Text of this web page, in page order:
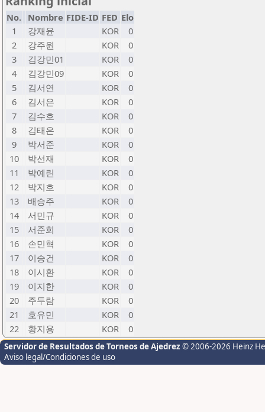
No. Nombre FIDE-ID FED Elo
1
강재윤 KOR
0
2
강주원 KOR
0
3
김강민01 KOR
0
4
김강민09 KOR
0
5
김서연 KOR
0
6
김서은 KOR
0
7
김수호 KOR
0
8
김태은 KOR
0
9
박서준 KOR
0
10
박선재 KOR
0
11
박예린 KOR
0
12
박지호 KOR
0
13
배승주 KOR
0
14
서민규 KOR
0
15
서준희 KOR
0
16
손민혁 KOR
0
17
이승건 KOR
0
18
이시환 KOR
0
19
이지한 KOR
0
20
주두람 KOR
0
21
호유민 KOR
0
22
황지용 KOR 0
Servidor de Resultados de Torneos de Ajedrez © 2006-2026 Heinz
Aviso legal/Condiciones de uso